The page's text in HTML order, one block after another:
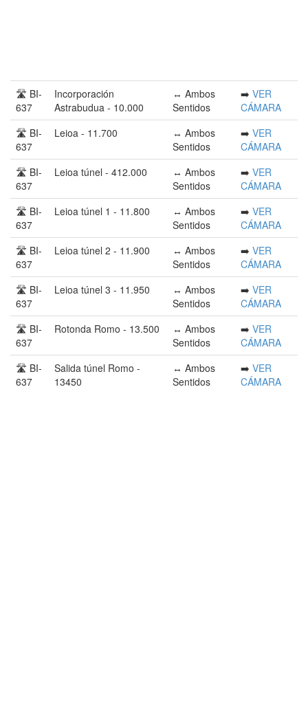
🛣️ BI-
637
Incorporación
Astrabudua - 10.000
↔️ Ambos
Sentidos
➡️ VER
CÁMARA
🛣️ BI-
637
Leioa - 11.700
↔️ Ambos
Sentidos
➡️ VER
CÁMARA
🛣️ BI-
637
Leioa túnel - 412.000
↔️ Ambos
Sentidos
➡️ VER
CÁMARA
🛣️ BI-
637
Leioa túnel 1 - 11.800
↔️ Ambos
Sentidos
➡️ VER
CÁMARA
🛣️ BI-
637
Leioa túnel 2 - 11.900
↔️ Ambos
Sentidos
➡️ VER
CÁMARA
🛣️ BI-
637
Leioa túnel 3 - 11.950
↔️ Ambos
Sentidos
➡️ VER
CÁMARA
🛣️ BI-
637
Rotonda Romo - 13.500
↔️ Ambos
Sentidos
➡️ VER
CÁMARA
🛣️ BI-
637
Salida túnel Romo -
13450
↔️ Ambos
Sentidos
➡️ VER
CÁMARA